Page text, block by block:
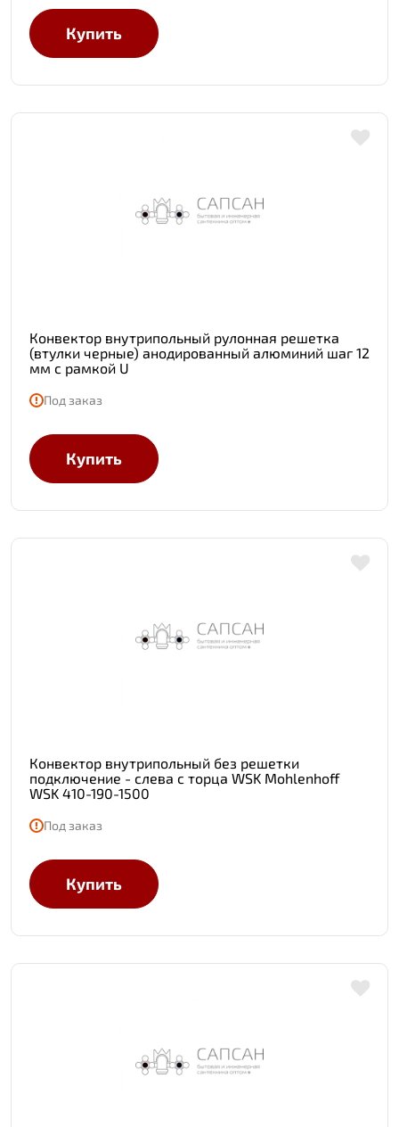
Купить
Конвектор внутрипольный рулонная решетка
(втулки черные) анодированный алюминий шаг 12
мм с рамкой U
Под заказ
Купить
Конвектор внутрипольный без решетки
подключение - слева с торца WSK Mohlenhoff
WSK 410-190-1500
Под заказ
Купить